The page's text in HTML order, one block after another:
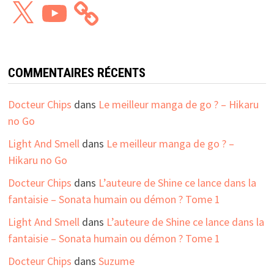
YouTube
COMMENTAIRES RÉCENTS
Docteur Chips dans Le meilleur manga de go ? – Hikaru
no Go
Light And Smelldans Le meilleur manga de go ? –
Hikaru no Go
Docteur Chips dans L’auteure de Shine ce lance dans la
fantaisie – Sonata humain ou démon ? Tome 1
Light And Smelldans L’auteure de Shine ce lance dans la
fantaisie – Sonata humain ou démon ? Tome 1
Docteur Chips dans Suzume